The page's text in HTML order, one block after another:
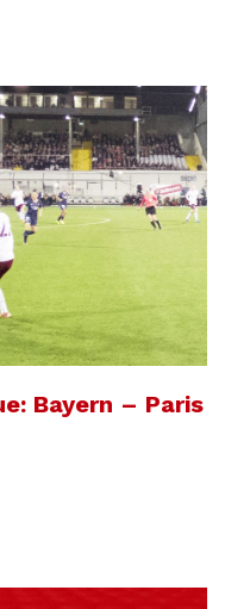
Bayern – Paris